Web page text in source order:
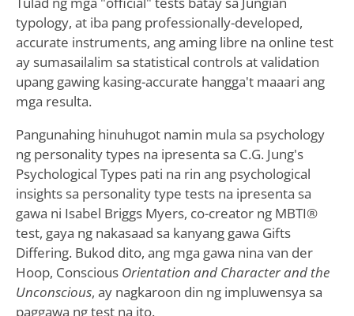
typology, at iba pang professionally-developed,
accurate instruments, ang aming libre na online test
ay sumasailalim sa statistical controls at validation
upang gawing kasing-accurate hangga't maaari ang
mga resulta.
Pangunahing hinuhugot namin mula sa psychology
ng personality types na ipresenta sa C.G. Jung's
Psychological Types pati na rin ang psychological
insights sa personality type tests na ipresenta sa
gawa ni Isabel Briggs Myers, co-creator ng MBTI®
test, gaya ng nakasaad sa kanyang gawa Gifts
Differing. Bukod dito, ang mga gawa nina van der
Hoop, Conscious Orientation and Character and the
Unconscious, ay nagkaroon din ng impluwensya sa
paggawa ng test na ito.